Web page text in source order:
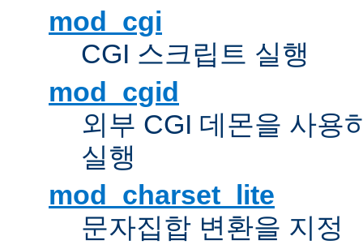
mod_cgi
CGI 스크립트 실행
mod_cgid
외부 CGI 데몬을 사용
실행
mod_charset_lite
문자집합 변환을 지정